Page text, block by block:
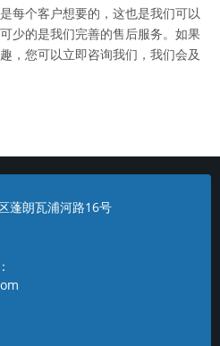
每个客户想要的，这也是我们可以
少的是我们完善的售后服务。如果
，您可以立即咨询我们，我们会及
蓬朗瓦浦河路16号